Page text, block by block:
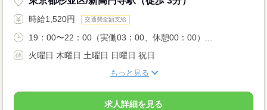
時給1,520円 交通費全額支給
19：00〜22：00（実働03：00、休憩00：00）...
火曜日 木曜日 土曜日 日曜日 祝日
もっと見る
求人詳細を見る